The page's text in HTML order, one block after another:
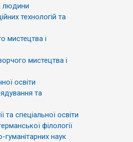
людини
технологій та
мистецтва і
мистецтва і
освіти
та
та спеціальної освіти
філології
гуманітарних наук